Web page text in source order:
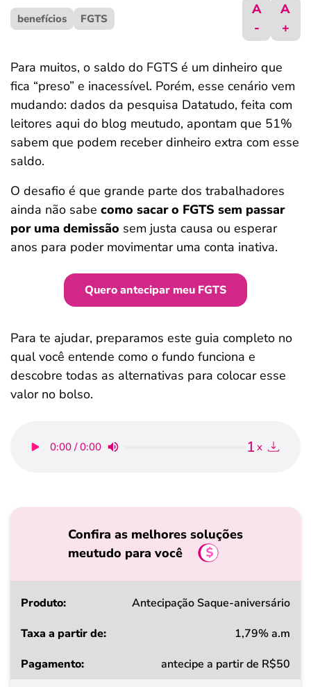
benefícios FGTS
A
-
A
+
Para muitos, o saldo do FGTS é um dinheiro que
fica “preso” e inacessível. Porém, esse cenário vem
mudando: dados da pesquisa Datatudo, feita com
leitores aqui do blog meutudo, apontam que 51%
sabem que podem receber dinheiro extra com esse
saldo.
O desafio é que grande parte dos trabalhadores
ainda não sabe como sacar o FGTS sem passar
por uma demissão sem justa causa ou esperar
anos para poder movimentar uma conta inativa.
Quero antecipar meu FGTS
Para te ajudar, preparamos este guia completo no
qual você entende como o fundo funciona e
descobre todas as alternativas para colocar esse
valor no bolso.
0:00 / 0:00 1 x
Confira as melhores soluções
meutudo para você
Produto
a
Antecipação Saque-aniversário
1,79% a.m
antecipe a partir de R$50